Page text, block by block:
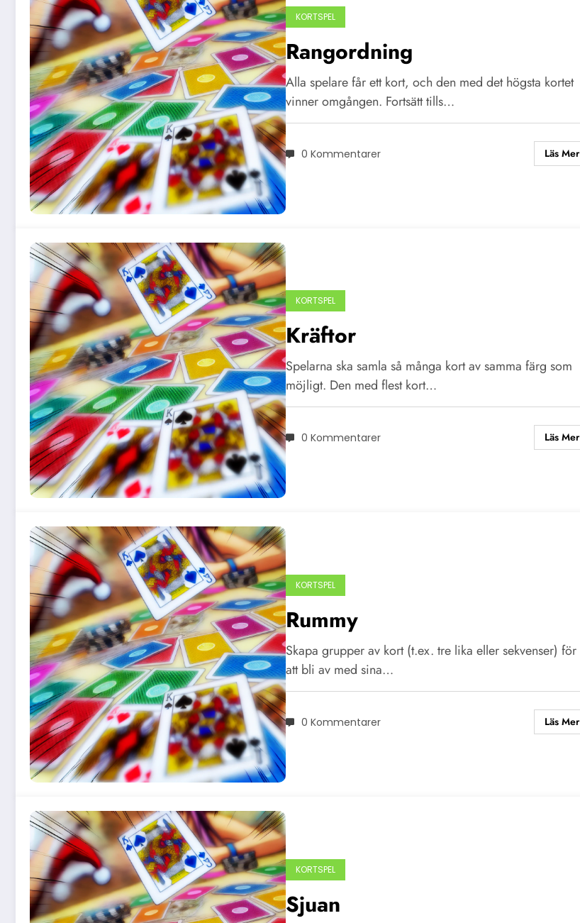
KORTSPEL
Rangordning
Alla spelare får ett kort, och den med det högsta kortet
vinner omgången. Fortsätt tills…
0 Kommentarer Läs Mer
KORTSPEL
Kräftor
Spelarna ska samla så många kort av samma färg som
möjligt. Den med flest kort…
0 Kommentarer Läs Mer
KORTSPEL
Rummy
Skapa grupper av kort (t.ex. tre lika eller sekvenser) för
att bli av med sina…
0 Kommentarer Läs Mer
KORTSPEL
Sjuan